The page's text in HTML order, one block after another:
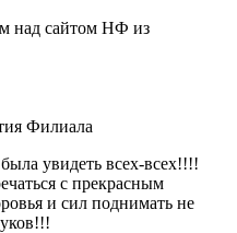
над сайтом НФ из
Филиала
увидеть всех-всех!!!!
с прекрасным
и сил поднимать не